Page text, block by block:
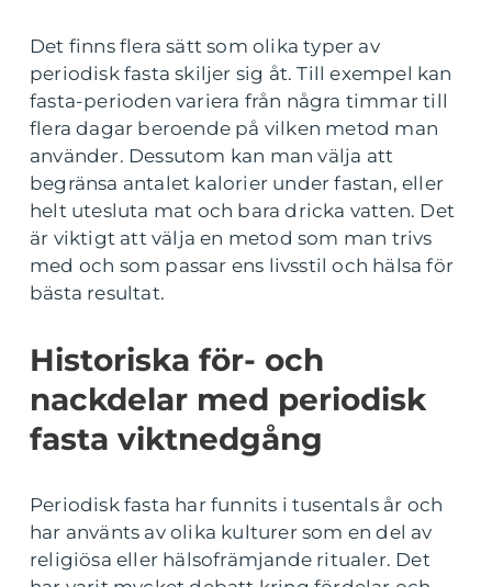
Det finns flera sätt som olika typer av
periodisk fasta skiljer sig åt. Till exempel kan
fasta-perioden variera från några timmar till
flera dagar beroende på vilken metod man
använder. Dessutom kan man välja att
begränsa antalet kalorier under fastan, eller
helt utesluta mat och bara dricka vatten. Det
är viktigt att välja en metod som man trivs
med och som passar ens livsstil och hälsa för
bästa resultat.
Historiska för- och
nackdelar med periodisk
fasta viktnedgång
Periodisk fasta har funnits i tusentals år och
har använts av olika kulturer som en del av
religiösa eller hälsofrämjande ritualer. Det